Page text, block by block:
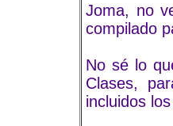
Joma, no
compilado
No sé lo
Clases,
incluidos